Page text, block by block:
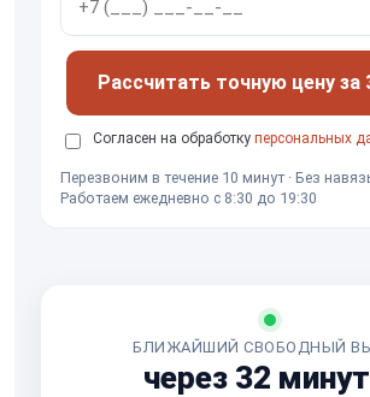
Рассчитать точную цену за
Согласен на обработку персональных
Перезвоним в течение 10 минут · Без
Работаем ежедневно с 8:30 до 19:30
БЛИЖАЙШИЙ СВОБОДНЫЙ
через 32